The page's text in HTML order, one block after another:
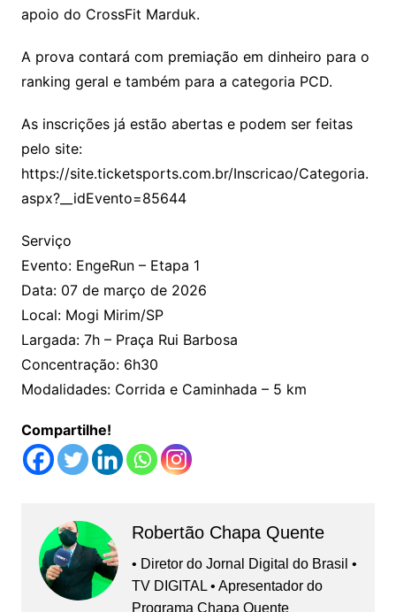
apoio do CrossFit Marduk.
A prova contará com premiação em dinheiro para o
ranking geral e também para a categoria PCD.
As inscrições já estão abertas e podem ser feitas
pelo site:
https://site.ticketsports.com.br/Inscricao/Categoria.
aspx?__idEvento=85644
Serviço
Evento: EngeRun – Etapa 1
Data: 07 de março de 2026
Local: Mogi Mirim/SP
Largada: 7h – Praça Rui Barbosa
Concentração: 6h30
Modalidades: Corrida e Caminhada – 5 km
Compartilhe!
Robertão Chapa Quente
• Diretor do Jornal Digital do Brasil •
TV DIGITAL • Apresentador do
Programa Chapa Quente